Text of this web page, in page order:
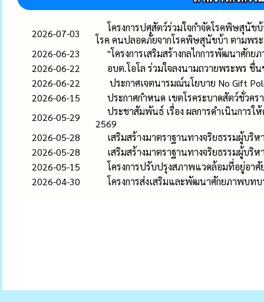
2026-07-03
โครงการปศุสัตว์ร่วมใจกำจัดโรคพิษสุนัข
โรค คนปลอดภัยจากโรคพิษสุนัขบ้า ตามพร
2026-06-23
"โครงการเสริมสร้างกลไกการพัฒนาศัก
2026-06-22
อบต.โอโล ร่วมใจลงนามถวายพระพร
2026-06-22
ประกาศเจตนารมณ์นโยบาย No Gift
2026-06-15
ประกาศกำหนด เขตโรคระบาดสัตว์ชั่วค
2026-05-29
ประชาสัมพันธ์ เรื่อง ผลการดำเนินการ
2569
2026-05-28
เสริมสร้างมาตราฐานทางจริยธรรมผู้บ
2026-05-28
เสริมสร้างมาตราฐานทางจริยธรรมผู้บ
2026-05-15
โครงการปรับปรุงสภาพแวดล้อมที่อยู่อา
2026-04-30
โครงการส่งเสริมและพัฒนาศักยภาพบท